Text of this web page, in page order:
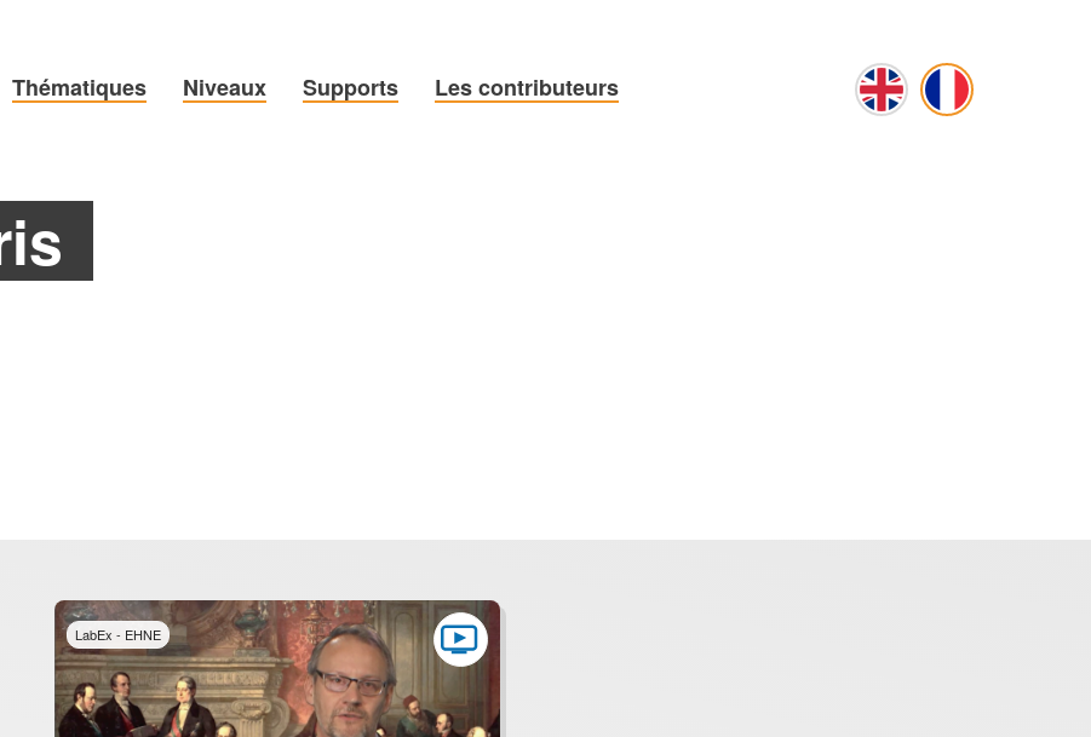
Thématiques Niveaux Supports Les contributeurs
LabEx - EHNE